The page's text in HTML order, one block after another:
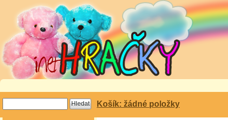
Košík: žádné položky